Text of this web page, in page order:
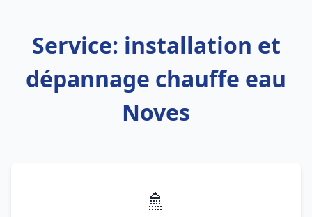
Service: installation et
dépannage chauffe eau
Noves
🚿